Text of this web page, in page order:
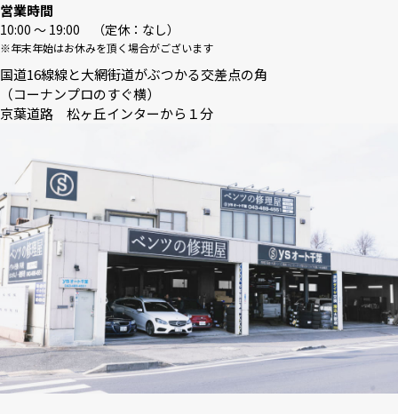
営業時間
10:00 〜 19:00 （定休：なし）
※年末年始はお休みを頂く場合がございます
国道16線線と大網街道がぶつかる交差点の角
（コーナンプロのすぐ横）
京葉道路 松ヶ丘インターから１分